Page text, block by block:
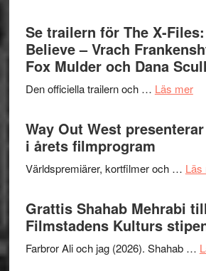
Se trailern för The X-
Believe – Vrach
Fox Mulder och Dana
Den officiella trailern och … Läs merom
för
X-
I
to
Way Out West
i årets filmprogram
Världspremiärer, kortfilmer och … Läs
Grattis Shahab Mehrabi
Filmstadens Kulturs
Farbror Ali och jag (2026). Shahab …